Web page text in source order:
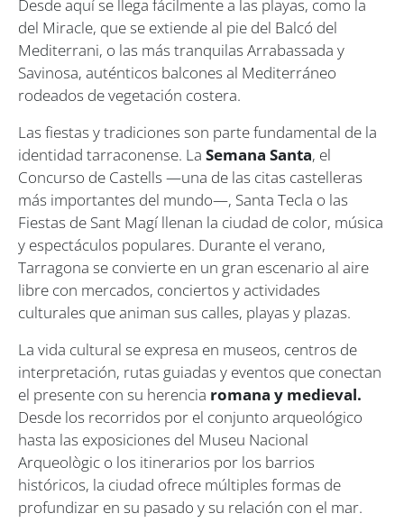
Desde aquí se llega fácilmente a las playas, como la
del Miracle, que se extiende al pie del Balcó del
Mediterrani, o las más tranquilas Arrabassada y
Savinosa, auténticos balcones al Mediterráneo
rodeados de vegetación costera.
Las fiestas y tradiciones son parte fundamental de la
identidad tarraconense. La Semana Santa, el
Concurso de Castells —una de las citas castelleras
más importantes del mundo—, Santa Tecla o las
Fiestas de Sant Magí llenan la ciudad de color, música
y espectáculos populares. Durante el verano,
Tarragona se convierte en un gran escenario al aire
libre con mercados, conciertos y actividades
culturales que animan sus calles, playas y plazas.
La vida cultural se expresa en museos, centros de
interpretación, rutas guiadas y eventos que conectan
el presente con su herencia romana y medieval.
Desde los recorridos por el conjunto arqueológico
hasta las exposiciones del Museu Nacional
Arqueològic o los itinerarios por los barrios
históricos, la ciudad ofrece múltiples formas de
profundizar en su pasado y su relación con el mar.